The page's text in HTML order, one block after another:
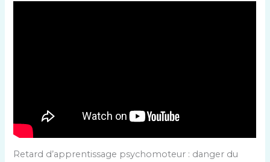
Retard d’apprentissage psychomoteur : danger du